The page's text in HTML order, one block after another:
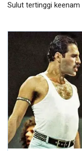
Sulut tertinggi keenam